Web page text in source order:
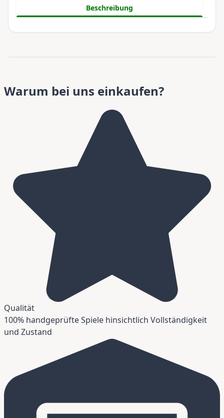
Beschreibung
Warum bei uns einkaufen?
Qualität
100% handgeprüfte Spiele hinsichtlich Vollständigkeit
und Zustand